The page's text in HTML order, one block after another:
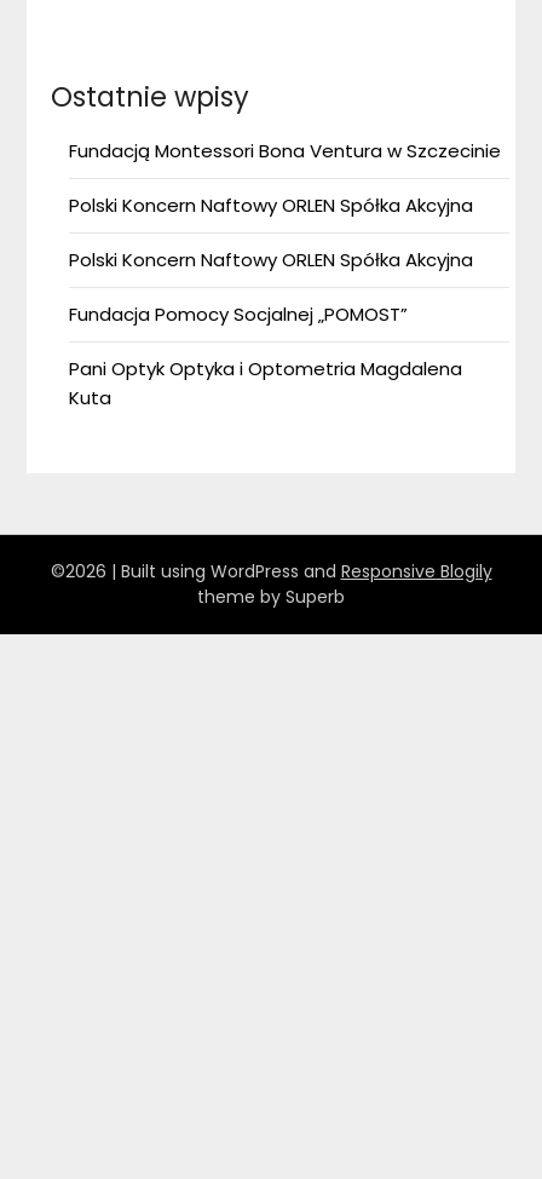
Ostatnie wpisy
Fundacją Montessori Bona Ventura w Szczecinie
Polski Koncern Naftowy ORLEN Spółka Akcyjna
Polski Koncern Naftowy ORLEN Spółka Akcyjna
Fundacja Pomocy Socjalnej „POMOST”
Pani Optyk Optyka i Optometria Magdalena
Kuta
©2026 | Built using WordPress and Responsive Blogily
theme by Superb